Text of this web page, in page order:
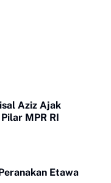
Aziz Ajak
MPR RI
Etawa